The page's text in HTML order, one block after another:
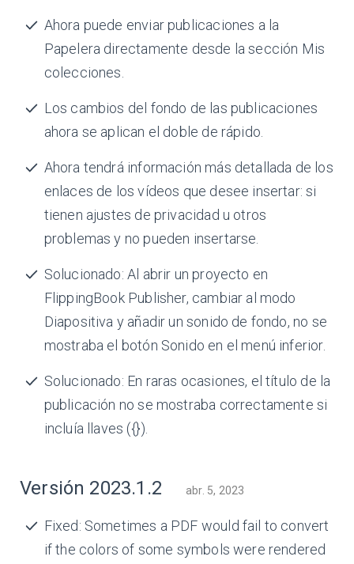
Ahora puede enviar publicaciones a la
Papelera directamente desde la sección Mis
colecciones.
Los cambios del fondo de las publicaciones
ahora se aplican el doble de rápido.
Ahora tendrá información más detallada de los
enlaces de los vídeos que desee insertar: si
tienen ajustes de privacidad u otros
problemas y no pueden insertarse.
Solucionado: Al abrir un proyecto en
FlippingBook Publisher, cambiar al modo
Diapositiva y añadir un sonido de fondo, no se
mostraba el botón Sonido en el menú inferior.
Solucionado: En raras ocasiones, el título de la
publicación no se mostraba correctamente si
incluía llaves ({}).
Versión 2023.1.2 abr. 5, 2023
Fixed: Sometimes a PDF would fail to convert
if the colors of some symbols were rendered